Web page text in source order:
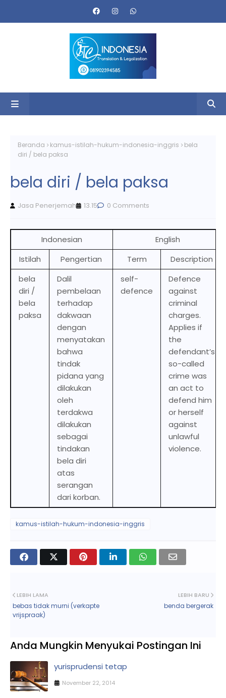
Beranda kamus-istilah-hukum-indonesia-inggris
bela
diri / bela paksa
bela diri / bela paksa
Jasa Penerjemah 13.15 0 Comments
Indonesian
English
Istilah
Pengertian Term
Description
bela
diri /
bela
paksa
Dalil
pembelaan
terhadap
dakwaan
dengan
menyatakan
bahwa
tindak
pidana yang
dilakukan
oleh
terdakwa
dilakukan
sebagai
tindakan
bela diri
atas
serangan
dari korban.
self-
defence
Defence
against
criminal
charges.
Applies if
the
defendant’s
so-called
crime was
an act to
defend him
or herself
against
unlawful
violence.
kamus-istilah-hukum-indonesia-inggris
LEBIH BARU
benda bergerak
LEBIH LAMA
bebas tidak murni (verkapte
vrijspraak)
Anda Mungkin Menyukai Postingan Ini
yurisprudensi tetap
November 22, 2014